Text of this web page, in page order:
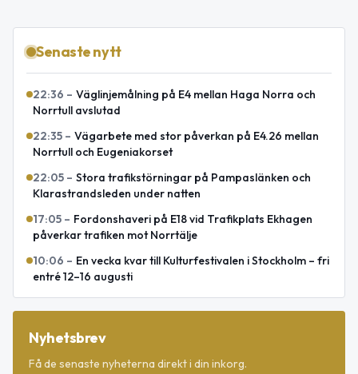
Senaste nytt
22:36 – Väglinjemålning på E4 mellan Haga Norra och
Norrtull avslutad
22:35 – Vägarbete med stor påverkan på E4.26 mellan
Norrtull och Eugeniakorset
22:05 – Stora trafikstörningar på Pampaslänken och
Klarastrandsleden under natten
17:05 – Fordonshaveri på E18 vid Trafikplats Ekhagen
påverkar trafiken mot Norrtälje
10:06 – En vecka kvar till Kulturfestivalen i Stockholm – fri
entré 12–16 augusti
Nyhetsbrev
Få de senaste nyheterna direkt i din inkorg.